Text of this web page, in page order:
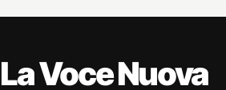
La Voce Nuova